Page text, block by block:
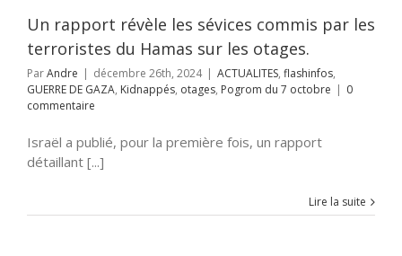
du 7 octobre
Un rapport révèle les sévices commis par les
terroristes du Hamas sur les otages.
ParAndre | décembre 26th, 2024 | ACTUALITES, flashinfos,
GUERRE DE GAZA, Kidnappés, otages, Pogrom du 7 octobre | 0
commentaire
Israël a publié, pour la première fois, un rapport
détaillant [...]
Lire la suite